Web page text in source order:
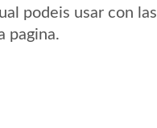
podeis usar con las
pagina.